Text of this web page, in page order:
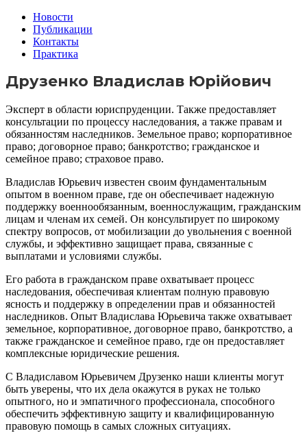
Новости
Публикации
Контакты
Практика
Друзенко Владислав Юрійович
Эксперт в области юриспруденции. Также предоставляет
консультации по процессу наследования, а также правам и
обязанностям наследников. Земельное право; корпоративное
право; договорное право; банкротство; гражданское и
семейное право; страховое право.
Владислав Юрьевич известен своим фундаментальным
опытом в военном праве, где он обеспечивает надежную
поддержку военнообязанным, военнослужащим, гражданским
лицам и членам их семей. Он консультирует по широкому
спектру вопросов, от мобилизации до увольнения с военной
службы, и эффективно защищает права, связанные с
выплатами и условиями службы.
Его работа в гражданском праве охватывает процесс
наследования, обеспечивая клиентам полную правовую
ясность и поддержку в определении прав и обязанностей
наследников. Опыт Владислава Юрьевича также охватывает
земельное, корпоративное, договорное право, банкротство, а
также гражданское и семейное право, где он предоставляет
комплексные юридические решения.
С Владиславом Юрьевичем Друзенко наши клиенты могут
быть уверены, что их дела окажутся в руках не только
опытного, но и эмпатичного профессионала, способного
обеспечить эффективную защиту и квалифицированную
правовую помощь в самых сложных ситуациях.